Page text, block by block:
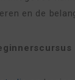
en de